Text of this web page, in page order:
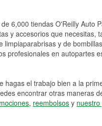
6,000 tiendas O'Reilly Auto
y accesorios que necesitas,
y de
profesionales en autopartes
hagas el trabajo bien a la
encontrar otras maneras
, reembolsos y